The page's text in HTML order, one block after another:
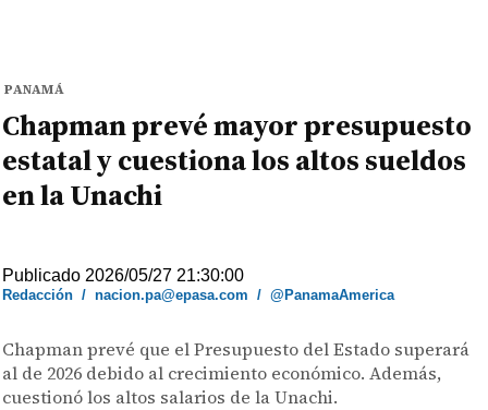
PANAMÁ
Chapman prevé mayor presupuesto
estatal y cuestiona los altos sueldos
en la Unachi
Publicado 2026/05/27 21:30:00
Redacción /nacion.pa@epasa.com /@PanamaAmerica
Chapman prevé que el Presupuesto del Estado superará
al de 2026 debido al crecimiento económico. Además,
cuestionó los altos salarios de la Unachi.